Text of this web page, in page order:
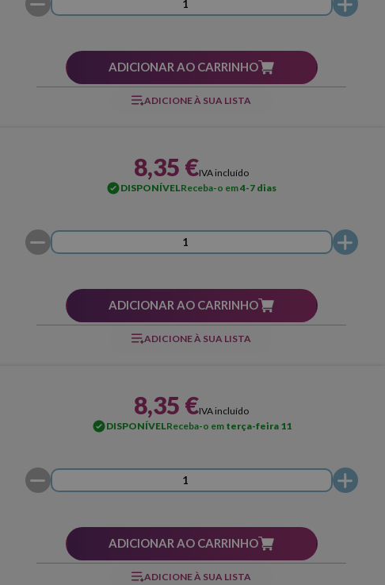
ADICIONAR AO CARRINHO
ADICIONE À SUA LISTA
8,35 €IVA incluído
DISPONÍVELReceba-o em4-7 dias
ADICIONAR AO CARRINHO
ADICIONE À SUA LISTA
8,35 €IVA incluído
DISPONÍVELReceba-o em terça-feira 11
ADICIONAR AO CARRINHO
ADICIONE À SUA LISTA